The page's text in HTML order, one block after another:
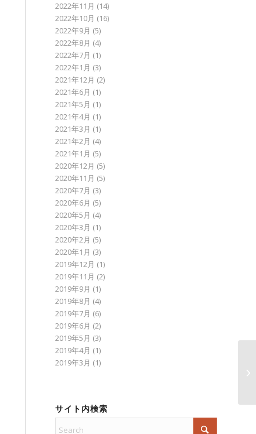
2022年11月 (14)
2022年10月 (16)
2022年9月 (5)
2022年8月 (4)
2022年7月 (1)
2022年1月 (3)
2021年12月 (2)
2021年6月 (1)
2021年5月 (1)
2021年4月 (1)
2021年3月 (1)
2021年2月 (4)
2021年1月 (5)
2020年12月 (5)
2020年11月 (5)
2020年7月 (3)
2020年6月 (5)
2020年5月 (4)
2020年3月 (1)
2020年2月 (5)
2020年1月 (3)
2019年12月 (1)
2019年11月 (2)
2019年9月 (1)
2019年8月 (4)
2019年7月 (6)
2019年6月 (2)
2019年5月 (3)
2019年4月 (1)
2019年3月 (1)
サイト内検索